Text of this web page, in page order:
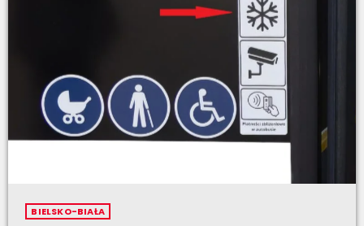
BIELSKO-BIAŁA